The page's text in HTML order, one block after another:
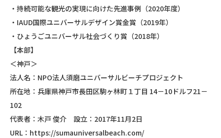
・持続可能な観光の実現に向けた先進事例（2020年度）
・IAUD国際ユニバーサルデザイン賞金賞（2019年）
・ひょうごユニバーサル社会づくり賞（2018年）
【本部】
＜神戸＞
法人名：NPO法人須磨ユニバーサルビーチプロジェクト
所在地：兵庫県神戸市長田区駒ヶ林町１丁目 14－10ドルフ21－
102
代表者：木戸 俊介 設立：2017年11月2日
URL：https://sumauniversalbeach.com/